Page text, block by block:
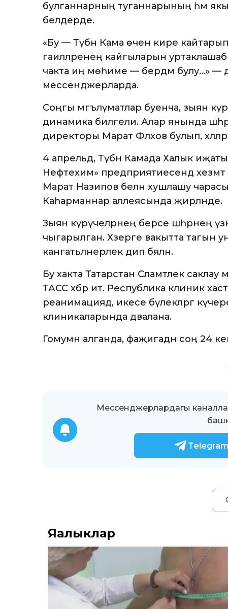
булганнарның туганнарының һәм
белдерде.
«Бу — Түбән Кама өчен кире
гаиләләренең кайгыларын
чакта иң мөһиме — бердәм булу…» —
мессенджерларда.
Соңгы мәгълүматлар буенча, зыян
динамика билгели. Алар янында
директоры Марат Фәләхов булып,
4 апрельдә, Түбән Камада Халык
Нефтехим» предприятиесендә хезмәт
Марат Назипов белән хушлашу
Каһарманнар аллеясында җирләнде.
Зыян күрүчеләрнең берсе шәһәрнең
чыгарылган. Хәзерге вакытта тагын
канәгатьләнерлек дип бәяләнә.
Бу хакта Татарстан Сәламәтлек
ТАСС хәбәр итә. Республика клиник
реанимациядә, икесе бүлекләргә
клиникаларында дәвалана.
Гомумән алганда, фаҗигадән соң 24
Мессенджерлардагы
Telegram
Яңалыклар